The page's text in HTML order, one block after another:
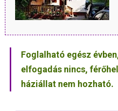
Foglalható egész
elfogadás nincs,
háziállat nem hozható.